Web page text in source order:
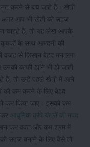
करने से बच जाते हैं। खेती
आप भी खेती को सहज
चाहते हैं, तो यह लेख आपके
कृषकों के साथ आमदनी की
वजह से किसान बेहद मन लगा
काफी हानि भी हो जाती
हैं, तो उन्हें पहले खेती में आने
को कम करने के लिए बेहद
कम किया जाए। इसको कम
आधुनिक कृषि यंत्रों की मदद
कम वक्त और कम श्रम में
सहज बनाने के लिए वैसे तो